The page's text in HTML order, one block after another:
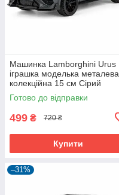
Машинка Lamborghini Urus
іграшка моделька металева
колекційна 15 см Сірий
(59655)
Готово до відправки
499 ₴ 720 ₴
Купити
–31%